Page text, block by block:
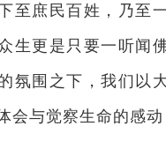
至庶民百姓，乃至
生更是只要一听闻
氛围之下，我们以
会与觉察生命的感